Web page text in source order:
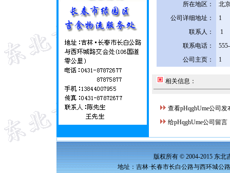
所在地区：
北
公司详细地址：
1
联系人：
1
联系电话：
公司主页：
1
相关信息：
查看pHqghUme公司发
给pHqghUme公司留言
版权所有 © 2004-2015 东北
地址：吉林·长春市长白公路与西环城公